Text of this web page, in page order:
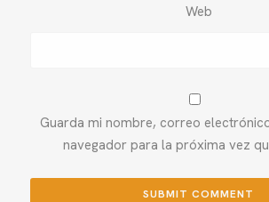
Web
Guarda mi nombre, correo
navegador para la próxima vez